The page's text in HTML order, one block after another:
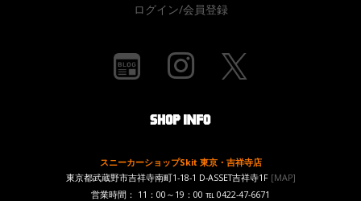
ログイン/会員登録
スニーカーショップSkit 東京・吉祥寺店
東京都武蔵野市吉祥寺南町1-18-1 D-ASSET吉祥寺1F [MAP]
営業時間： 11：00～19：00 ℡ 0422-47-6671